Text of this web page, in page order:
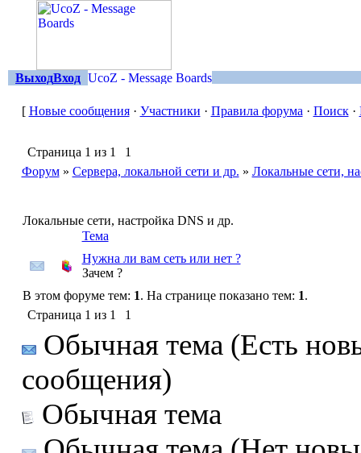
ВыходВход
[ Новые сообщения· Участники · Правила форума · Поиск·
Страница 1 из 1
1
Форум » Сервера, локальной сети и др. » Локальные сети,
Локальные сети, настройка DNS и др.
Тема
Нужна ли вам сеть или нет ?
Зачем ?
В этом форуме тем: 1. На странице показано тем: 1.
Страница 1 из 1 1
Обычная тема (Есть
сообщения)
Обычная тема